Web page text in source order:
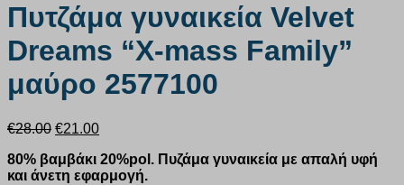
Πυτζάμα γυναικεία Velvet
Dreams “X-mass Family”
μαύρο 2577100
€28.00 Original
was:
€28.00.
€21.00Η
τιμή
είναι:
80% βαμβάκι 20%pol. Πυζάμα γυναικεία με απαλή υφή
και άνετη εφαρμογή.